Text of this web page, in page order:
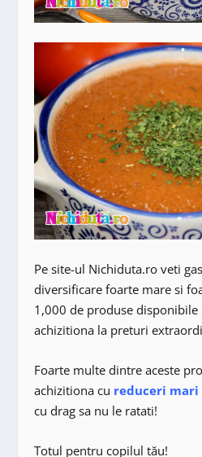
Pe site-ul Nichiduta.ro veti
diversificare foarte mare si
1,000 de produse disponibile
achizitiona la preturi
Foarte multe dintre aceste
achizitiona cu reduceri
cu drag sa nu le ratati!
Totul pentru copilul tău!